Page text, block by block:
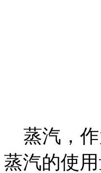
蒸汽，作
蒸汽的使